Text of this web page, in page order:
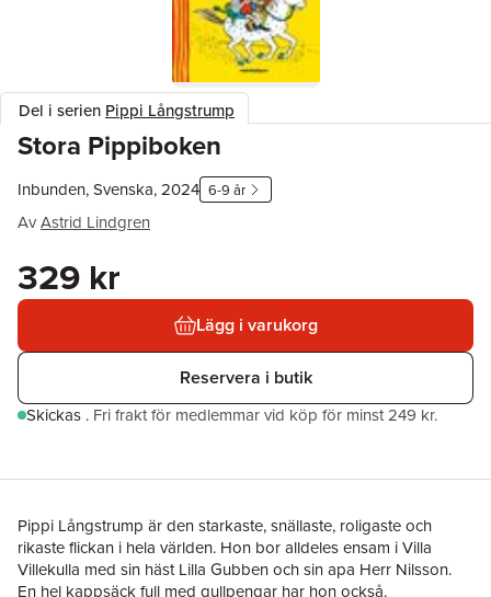
Del i serien Pippi Långstrump
Stora Pippiboken
Inbunden, Svenska, 2024 6-9 år
AvAstrid Lindgren
329 kr
Lägg i varukorg
Reservera i butik
Skickas . Fri frakt för medlemmar vid köp för minst 249 kr.
Pippi Långstrump är den starkaste, snällaste, roligaste och
rikaste flickan i hela världen. Hon bor alldeles ensam i Villa
Villekulla med sin häst Lilla Gubben och sin apa Herr Nilsson.
En hel kappsäck full med gullpengar har hon också.